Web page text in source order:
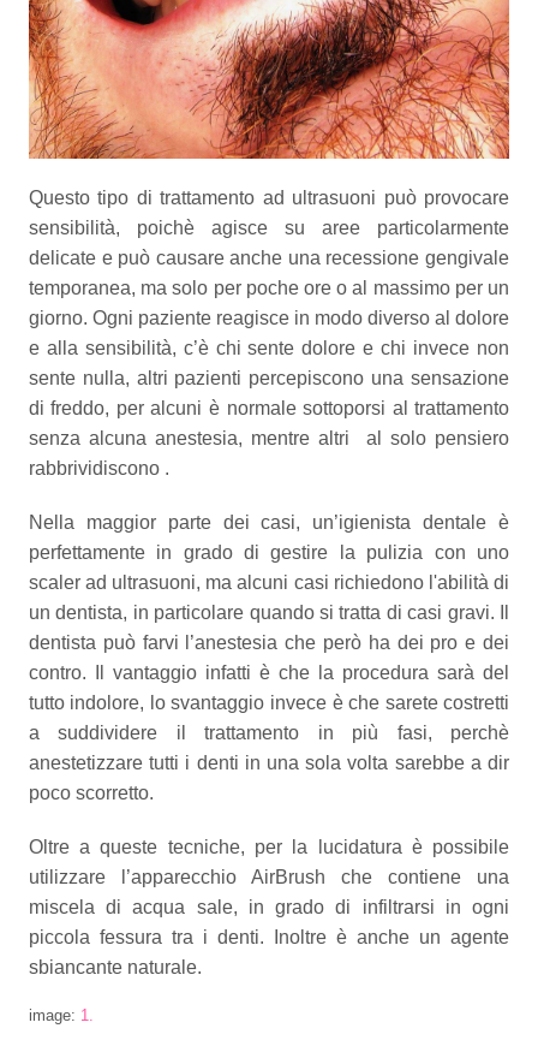
Questo tipo di trattamento ad ultrasuoni può provocare
sensibilità, poichè agisce su aree particolarmente
delicate e può causare anche una recessione gengivale
temporanea, ma solo per poche ore o al massimo per un
giorno. Ogni paziente reagisce in modo diverso al dolore
e alla sensibilità, c’è chi sente dolore e chi invece non
sente nulla, altri pazienti percepiscono una sensazione
di freddo, per alcuni è normale sottoporsi al trattamento
senza alcuna anestesia, mentre altri al solo pensiero
rabbrividiscono .
Nella maggior parte dei casi, un’igienista dentale è
perfettamente in grado di gestire la pulizia con uno
scaler ad ultrasuoni, ma alcuni casi richiedono l'abilità di
un dentista, in particolare quando si tratta di casi gravi. Il
dentista può farvi l’anestesia che però ha dei pro e dei
contro. Il vantaggio infatti è che la procedura sarà del
tutto indolore, lo svantaggio invece è che sarete costretti
a suddividere il trattamento in più fasi, perchè
anestetizzare tutti i denti in una sola volta sarebbe a dir
poco scorretto.
Oltre a queste tecniche, per la lucidatura è possibile
utilizzare l’apparecchio AirBrush che contiene una
miscela di acqua sale, in grado di infiltrarsi in ogni
piccola fessura tra i denti. Inoltre è anche un agente
sbiancante naturale.
image: 1.